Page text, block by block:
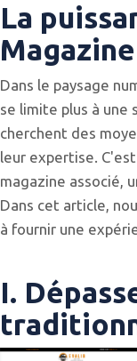
La
Dans le paysage
se limite plus à une
cherchent des
leur expertise.
magazine associé,
Dans cet article,
à fournir une
I.